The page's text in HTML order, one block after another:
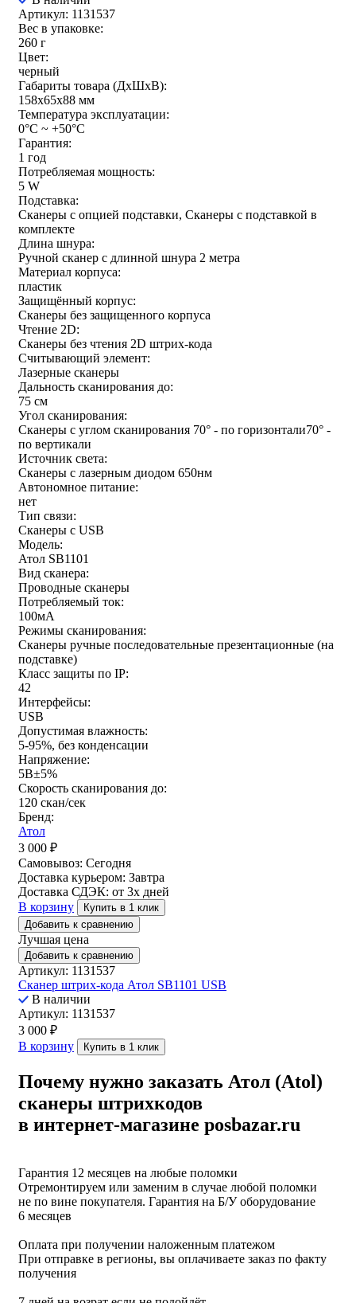
Артикул: 1131537
Вес в упаковке:
260 г
Цвет:
черный
Габариты товара (ДxШxВ):
158x65x88 мм
Температура эксплуатации:
0°C ~ +50°C
Гарантия:
1 год
Потребляемая мощность:
5 W
Подставка:
Сканеры с опцией подставки, Сканеры с подставкой в
комплекте
Длина шнура:
Ручной сканер с длинной шнура 2 метра
Материал корпуса:
пластик
Защищённый корпус:
Сканеры без защищенного корпуса
Чтение 2D:
Сканеры без чтения 2D штрих-кода
Считывающий элемент:
Лазерные сканеры
Дальность сканирования до:
75 см
Угол сканирования:
Сканеры с углом сканирования 70° - по горизонтали70° -
по вертикали
Источник света:
Сканеры с лазерным диодом 650нм
Автономное питание:
нет
Тип связи:
Сканеры с USB
Модель:
Атол SB1101
Вид сканера:
Проводные сканеры
Потребляемый ток:
100мА
Режимы сканирования:
Сканеры ручные последовательные презентационные (на
подставке)
Класс защиты по IP:
42
Интерфейсы:
USB
Допустимая влажность:
5-95%, без конденсации
Напряжение:
5В±5%
Скорость сканирования до:
120 скан/сек
Бренд:
Атол
3 000 ₽
Самовывоз: Сегодня
Доставка курьером: Завтра
Доставка СДЭК: от 3х дней
В корзину
Купить в 1 клик
Добавить к сравнению
Лучшая цена
Добавить к сравнению
Артикул: 1131537
Сканер штрих-кода Атол SB1101 USB
В наличии
Артикул: 1131537
3 000 ₽
В корзину
Купить в 1 клик
Почему нужно заказать Атол (Atol)
сканеры штрихкодов
в интернет-магазине posbazar.ru
Гарантия 12 месяцев на любые поломки
Отремонтируем или заменим в случае любой поломки
не по вине покупателя. Гарантия на Б/У оборудование
6 месяцев
Оплата при получении наложенным платежом
При отправке в регионы, вы оплачиваете заказ по факту
получения